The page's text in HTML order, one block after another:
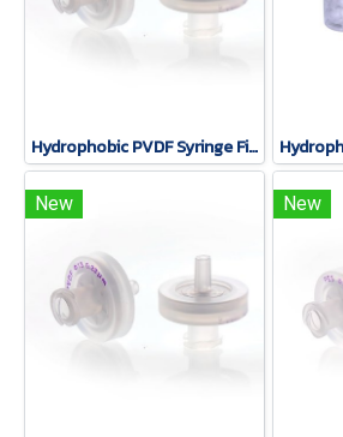
Hydrophobic PVDF Syringe Filter; Φ13mm*0.22um, 100 pcs/pack
New New